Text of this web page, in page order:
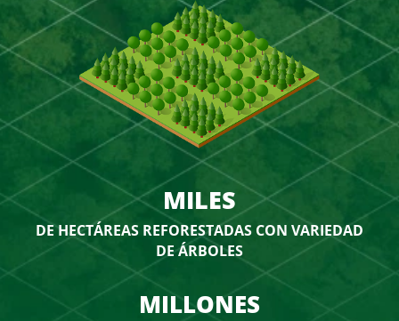
MILES
DE HECTÁREAS REFORESTADAS CON VARIEDAD
DE ÁRBOLES
MILLONES